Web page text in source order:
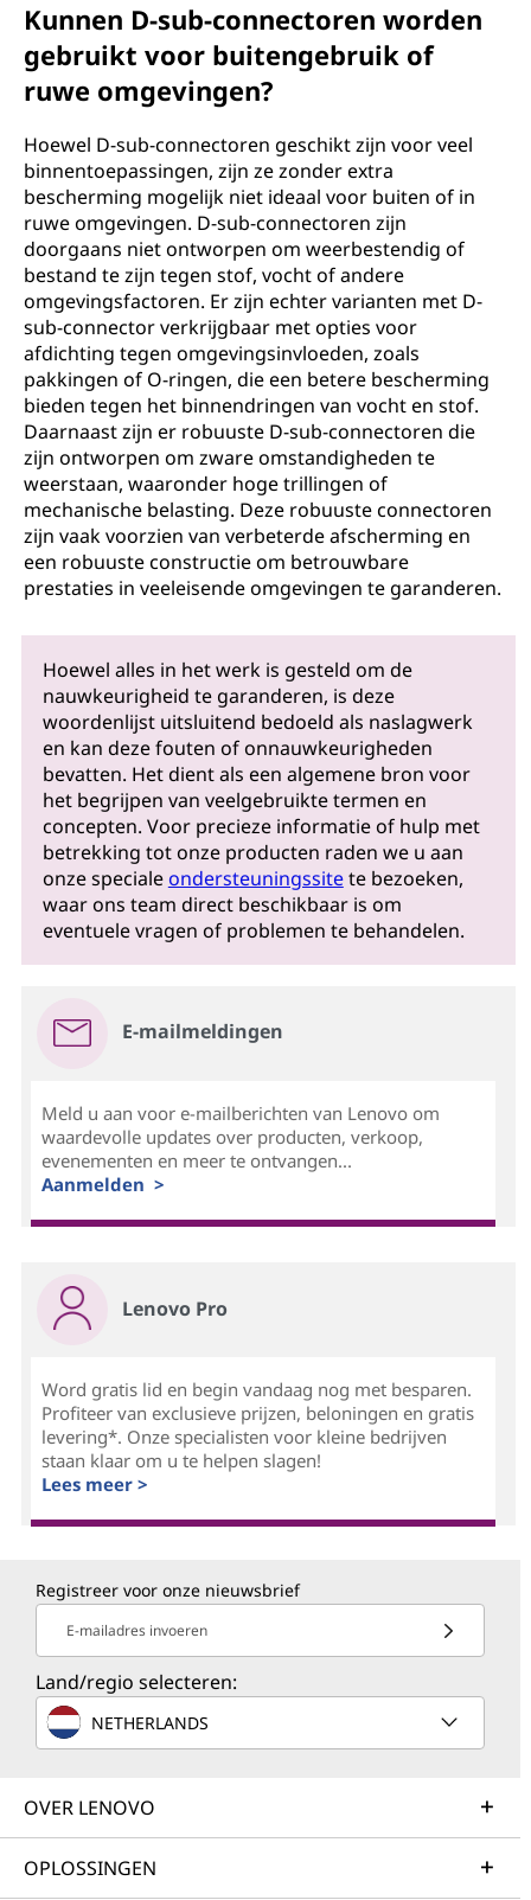
Kunnen D-sub-connectoren worden
gebruikt voor buitengebruik of
ruwe omgevingen?
Hoewel D-sub-connectoren geschikt zijn voor veel
binnentoepassingen, zijn ze zonder extra
bescherming mogelijk niet ideaal voor buiten of in
ruwe omgevingen. D-sub-connectoren zijn
doorgaans niet ontworpen om weerbestendig of
bestand te zijn tegen stof, vocht of andere
omgevingsfactoren. Er zijn echter varianten met D-
sub-connector verkrijgbaar met opties voor
afdichting tegen omgevingsinvloeden, zoals
pakkingen of O-ringen, die een betere bescherming
bieden tegen het binnendringen van vocht en stof.
Daarnaast zijn er robuuste D-sub-connectoren die
zijn ontworpen om zware omstandigheden te
weerstaan, waaronder hoge trillingen of
mechanische belasting. Deze robuuste connectoren
zijn vaak voorzien van verbeterde afscherming en
een robuuste constructie om betrouwbare
prestaties in veeleisende omgevingen te garanderen.
Hoewel alles in het werk is gesteld om de
nauwkeurigheid te garanderen, is deze
woordenlijst uitsluitend bedoeld als naslagwerk
en kan deze fouten of onnauwkeurigheden
bevatten. Het dient als een algemene bron voor
het begrijpen van veelgebruikte termen en
concepten. Voor precieze informatie of hulp met
betrekking tot onze producten raden we u aan
onze specialeondersteuningssitete bezoeken,
waar ons team direct beschikbaar is om
eventuele vragen of problemen te behandelen.
E-mailmeldingen
Meld u aan voor e-mailberichten van Lenovo om
waardevolle updates over producten, verkoop,
evenementen en meer te ontvangen...
Aanmelden >
Lenovo Pro
Word gratis lid en begin vandaag nog met besparen.
Profiteer van exclusieve prijzen, beloningen en gratis
levering*. Onze specialisten voor kleine bedrijven
staan klaar om u te helpen slagen!
Lees meer >
Registreer voor onze nieuwsbrief
E-mailadres invoeren
Land/regio selecteren:
NETHERLANDS
OVER LENOVO
OPLOSSINGEN